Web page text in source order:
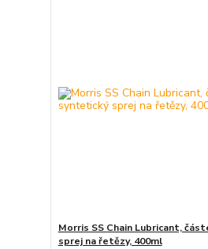
Morris SS Chain Lubricant,
sprej na řetězy, 400ml